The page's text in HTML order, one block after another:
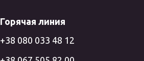
Горячая линия
+38 080 033 48 12